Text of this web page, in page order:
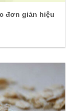
đơn giản hiệu